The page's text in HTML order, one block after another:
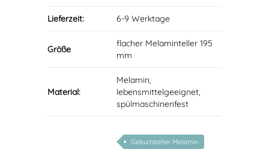
Lieferzeit: 6-9 Werktage
Größe
flacher Melaminteller 195
mm
Material:
Melamin,
lebensmittelgeeignet,
spülmaschinenfest
Geburtsteller Melamin